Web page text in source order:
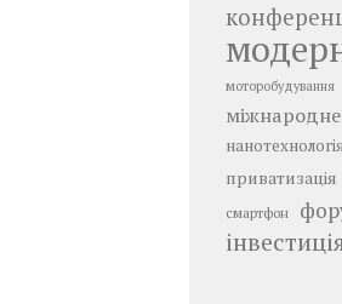
моторобудування
міжнародне
приватизація
смартфон